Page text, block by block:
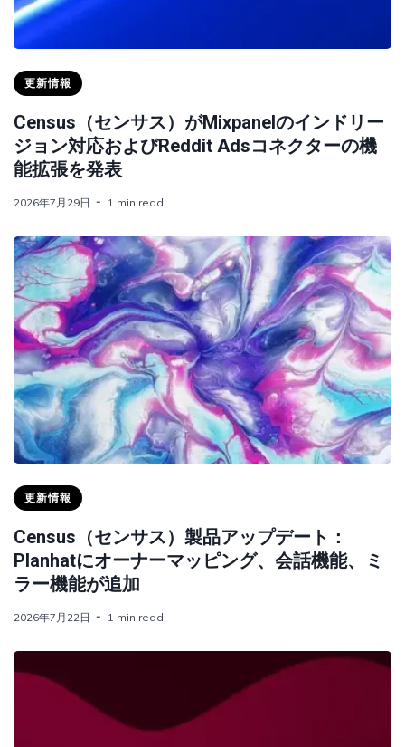
更新情報
Census（センサス）がMixpanelのインドリー
ジョン対応およびReddit Adsコネクターの機
能拡張を発表
2026年7月29日 1 min read
更新情報
Census（センサス）製品アップデート：
Planhatにオーナーマッピング、会話機能、ミ
ラー機能が追加
2026年7月22日 1 min read